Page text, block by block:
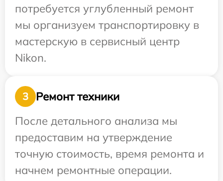
потребуется углубленный ремонт
мы организуем транспортировку в
мастерскую в сервисный центр
Nikon.
3
Ремонт техники
После детального анализа мы
предоставим на утверждение
точную стоимость, время ремонта и
начнем ремонтные операции.